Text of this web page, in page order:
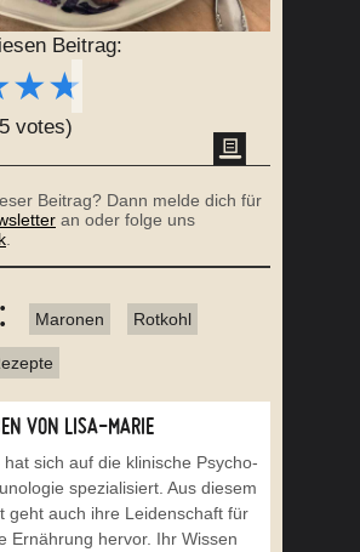
Beitrag:
★★
votes)
Beitrag? Dann melde dich für
an oder folge uns
Maronen Rotkohl
VON LISA-MARIE
sich auf die klinische Psycho-
spezialisiert. Aus diesem
geht auch ihre Leidenschaft für
Ernährung hervor. Ihr Wissen